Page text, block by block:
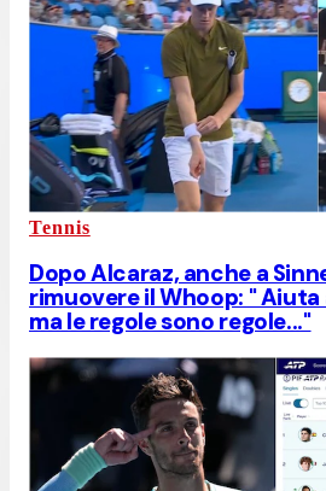
Tennis
Dopo Alcaraz, anche a
rimuovere il Whoop: "
ma le regole sono regole..."